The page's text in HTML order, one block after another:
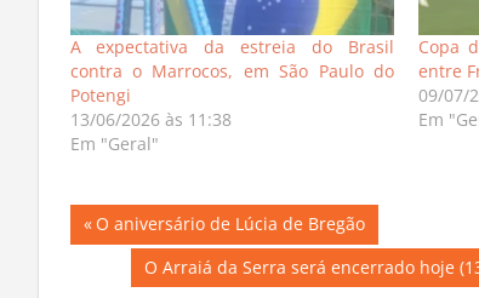
A expectativa da estreia do Brasil
contra o Marrocos, em São Paulo do
Potengi
13/06/2026 às 11:38
Em "Geral"
Copa
entre
09/07/
Em
Navegação
Previous
O aniversário de Lúcia de Bregão
Next
O Arraiá da Serra será encerrado hoje